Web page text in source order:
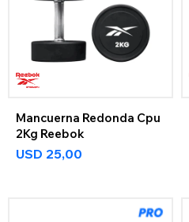
Mancuerna Redonda Cpu
2Kg Reebok
USD 25,00